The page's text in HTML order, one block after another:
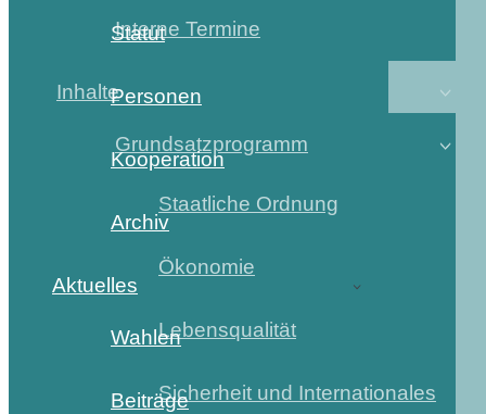
Interne Termine
Inhalte
Grundsatzprogramm
Staatliche Ordnung
Ökonomie
Lebensqualität
Sicherheit und Internationales
Statut
Personen
Kooperation
Archiv
Aktuelles
Wahlen
Beiträge